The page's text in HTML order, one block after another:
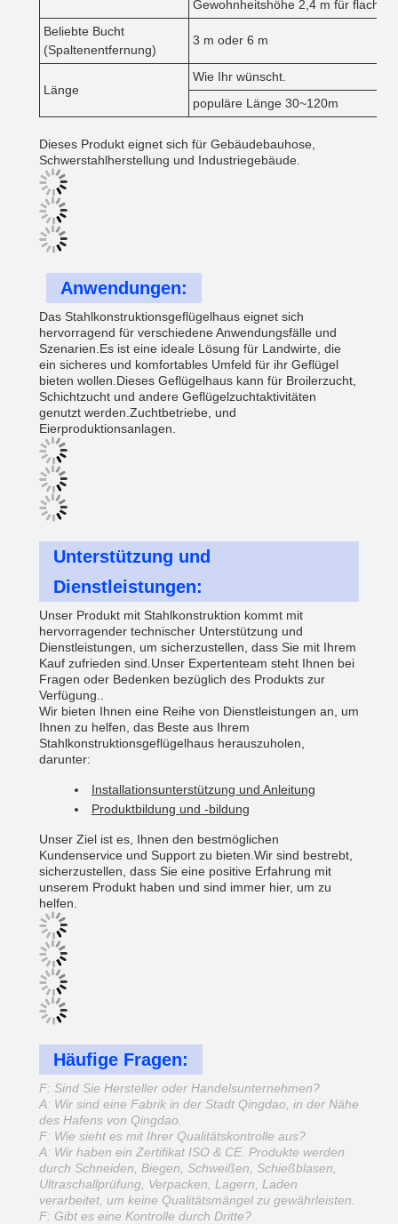
Gewohnheitshöhe 2,4 m für flache
Beliebte Bucht
(Spaltenentfernung)
3 m oder 6 m
Länge
Wie Ihr wünscht.
populäre Länge 30~120m
Dieses Produkt eignet sich für Gebäudebauhose,
Schwerstahlherstellung und Industriegebäude.
Anwendungen:
Das Stahlkonstruktionsgeflügelhaus eignet sich
hervorragend für verschiedene Anwendungsfälle und
Szenarien.Es ist eine ideale Lösung für Landwirte, die
ein sicheres und komfortables Umfeld für ihr Geflügel
bieten wollen.Dieses Geflügelhaus kann für Broilerzucht,
Schichtzucht und andere Geflügelzuchtaktivitäten
genutzt werden.Zuchtbetriebe, und
Eierproduktionsanlagen.
Unterstützung und
Dienstleistungen:
Unser Produkt mit Stahlkonstruktion kommt mit
hervorragender technischer Unterstützung und
Dienstleistungen, um sicherzustellen, dass Sie mit Ihrem
Kauf zufrieden sind.Unser Expertenteam steht Ihnen bei
Fragen oder Bedenken bezüglich des Produkts zur
Verfügung..
Wir bieten Ihnen eine Reihe von Dienstleistungen an, um
Ihnen zu helfen, das Beste aus Ihrem
Stahlkonstruktionsgeflügelhaus herauszuholen,
darunter:
Installationsunterstützung und Anleitung
Produktbildung und -bildung
Unser Ziel ist es, Ihnen den bestmöglichen
Kundenservice und Support zu bieten.Wir sind bestrebt,
sicherzustellen, dass Sie eine positive Erfahrung mit
unserem Produkt haben und sind immer hier, um zu
helfen.
Häufige Fragen:
F: Sind Sie Hersteller oder Handelsunternehmen?
A: Wir sind eine Fabrik in der Stadt Qingdao, in der Nähe
des Hafens von Qingdao.
F: Wie sieht es mit Ihrer Qualitätskontrolle aus?
A: Wir haben ein Zertifikat ISO & CE. Produkte werden
durch Schneiden, Biegen, Schweißen, Schießblasen,
Ultraschallprüfung, Verpacken, Lagern, Laden
verarbeitet, um keine Qualitätsmängel zu gewährleisten.
F: Gibt es eine Kontrolle durch Dritte?